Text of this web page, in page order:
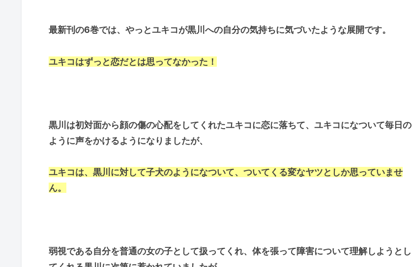
最新刊の6巻では、やっとユキコが黒川への自分の気持ちに気づいたような展開です。
ユキコはずっと恋だとは思ってなかった！
黒川は初対面から顔の傷の心配をしてくれたユキコに恋に落ちて、ユキコになついて毎日の
ように声をかけるようになりましたが、
ユキコは、黒川に対して子犬のようになついて、ついてくる変なヤツとしか思っていませ
ん。
弱視である自分を普通の女の子として扱ってくれ、体を張って障害について理解しようとし